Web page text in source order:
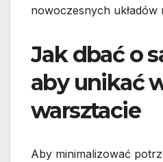
nowoczesnych układów
Jak dbać o
aby unikać
warsztacie
Aby minimalizować